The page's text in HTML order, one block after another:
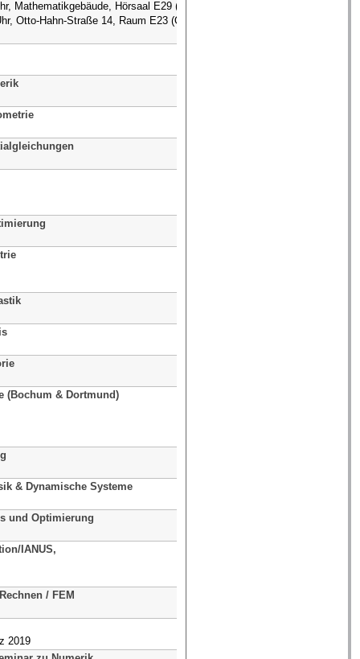
Mathematikgebäude, Hörsaal E29 (M/E29),
Otto-Hahn-Straße 14, Raum E23 (OH
(Bochum & Dortmund)
& Dynamische Systeme
und Optimierung
IANUS,
/ FEM
2019